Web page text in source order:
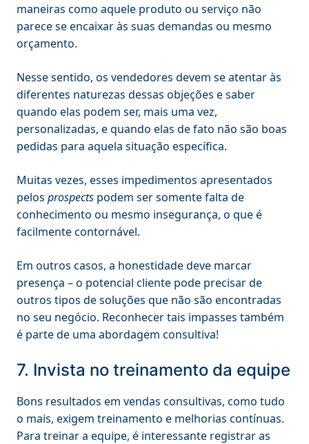
maneiras como aquele produto ou serviço não
parece se encaixar às suas demandas ou mesmo
orçamento.
Nesse sentido, os vendedores devem se atentar às
diferentes naturezas dessas objeções e saber
quando elas podem ser, mais uma vez,
personalizadas, e quando elas de fato não são boas
pedidas para aquela situação específica.
Muitas vezes, esses impedimentos apresentados
pelos prospects podem ser somente falta de
conhecimento ou mesmo insegurança, o que é
facilmente contornável.
Em outros casos, a honestidade deve marcar
presença – o potencial cliente pode precisar de
outros tipos de soluções que não são encontradas
no seu negócio. Reconhecer tais impasses também
é parte de uma abordagem consultiva!
7. Invista no treinamento da equipe
Bons resultados em vendas consultivas, como tudo
o mais, exigem treinamento e melhorias contínuas.
Para treinar a equipe, é interessante registrar as